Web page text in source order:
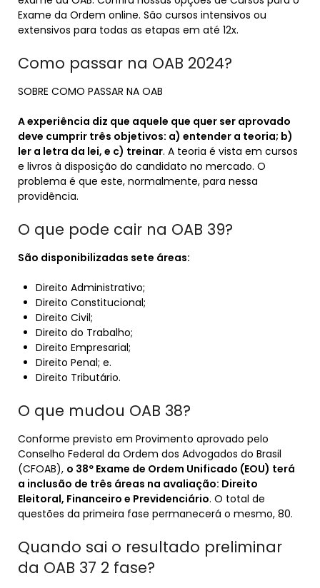
Exame da Ordem online. São cursos intensivos ou
extensivos para todas as etapas em até 12x.
Como passar na OAB 2024?
SOBRE COMO PASSAR NA OAB
A experiência diz que aquele que quer ser aprovado
deve cumprir três objetivos: a) entender a teoria; b)
ler a letra da lei, e c) treinar. A teoria é vista em cursos
e livros à disposição do candidato no mercado. O
problema é que este, normalmente, para nessa
providência.
O que pode cair na OAB 39?
São disponibilizadas sete áreas:
Direito Administrativo;
Direito Constitucional;
Direito Civil;
Direito do Trabalho;
Direito Empresarial;
Direito Penal; e.
Direito Tributário.
O que mudou OAB 38?
Conforme previsto em Provimento aprovado pelo
Conselho Federal da Ordem dos Advogados do Brasil
(CFOAB), o 38º Exame de Ordem Unificado (EOU) terá
a inclusão de três áreas na avaliação: Direito
Eleitoral, Financeiro e Previdenciário. O total de
questões da primeira fase permanecerá o mesmo, 80.
Quando sai o resultado preliminar
da OAB 37 2 fase?